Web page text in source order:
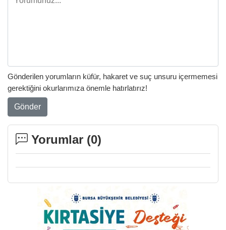
Gönderilen yorumların küfür, hakaret ve suç unsuru içermemesi
gerektiğini okurlarımıza önemle hatırlatırız!
Gönder
Yorumlar (0)